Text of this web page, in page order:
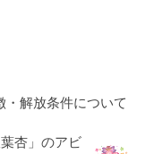
・解放条件について
杏」のアビ